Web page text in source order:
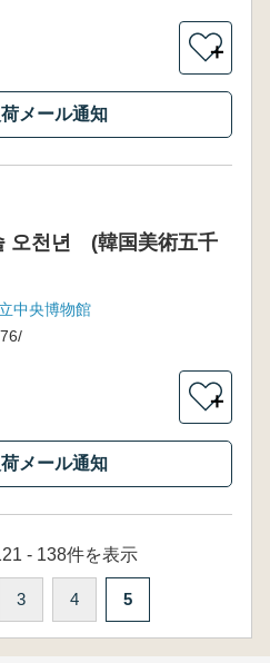
＋
メール通知
오천년 (韓国美術五千
中央博物館
＋
メール通知
- 138件を表示
3 4 5